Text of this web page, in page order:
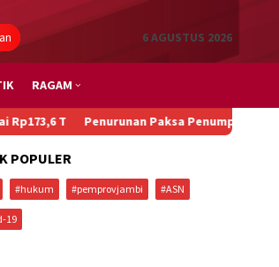
6 AGUSTUS 2026
RAGAM
Penurunan Paksa Penumpang,
POPULER
#hukum #pemprovjambi #ASN
19